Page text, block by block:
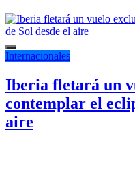
Internacionales
Iberia fletará un
contemplar el
aire